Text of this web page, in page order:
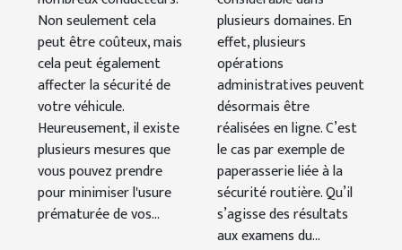
Non seulement cela
peut être coûteux, mais
cela peut également
affecter la sécurité de
votre véhicule.
Heureusement, il existe
plusieurs mesures que
vous pouvez prendre
pour minimiser l'usure
prématurée de vos...
plusieurs domaines. En
effet, plusieurs
opérations
administratives peuvent
désormais être
réalisées en ligne. C’est
le cas par exemple de
paperasserie liée à la
sécurité routière. Qu’il
s’agisse des résultats
aux examens du...